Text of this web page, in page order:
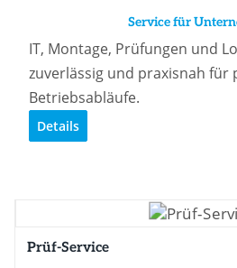
Service für
IT, Montage, Prüfungen und
zuverlässig und praxisnah für
Betriebsabläufe.
Details
Prüf-Service